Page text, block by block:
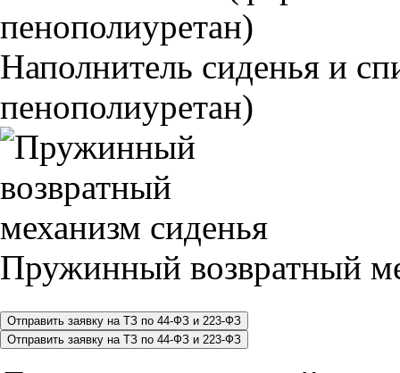
Наполнитель сиденья и
пенополиуретан)
Пружинный возвратный